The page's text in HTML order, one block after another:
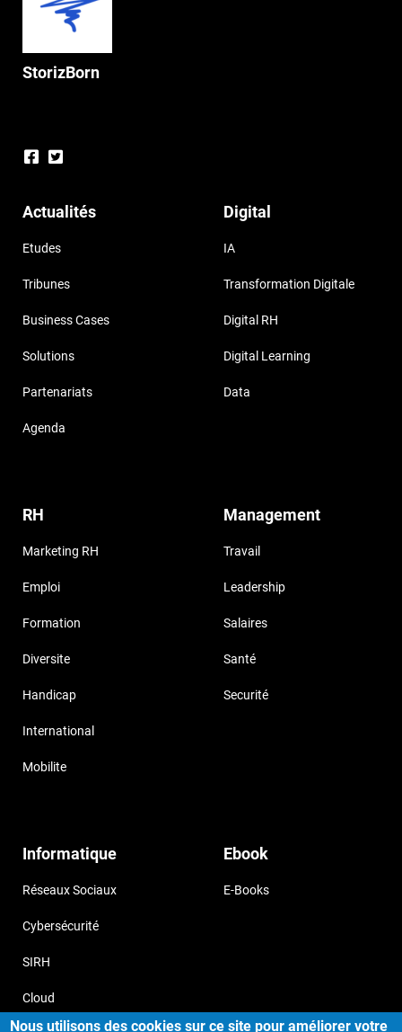
StorizBorn
Actualités
Etudes
Tribunes
Business Cases
Solutions
Partenariats
Agenda
Digital
IA
Transformation Digitale
Digital RH
Digital Learning
Data
RH
Marketing RH
Emploi
Formation
Diversite
Handicap
International
Mobilite
Management
Travail
Leadership
Salaires
Santé
Securité
Informatique
Réseaux Sociaux
Cybersécurité
SIRH
Cloud
Ebook
E-Books
Nous utilisons des cookies sur ce site pour améliorer votre